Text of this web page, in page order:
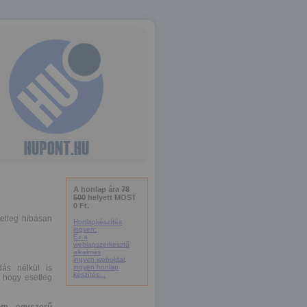
hibásan
nélkül is
esetleg
A honlap ára 78
500 helyett MOST
0 Ft.
Honlapkészítés
ingyen:
Ez a
weblapszerkesztő
alkalmas
ingyen weboldal,
ingyen honlap
készítés...